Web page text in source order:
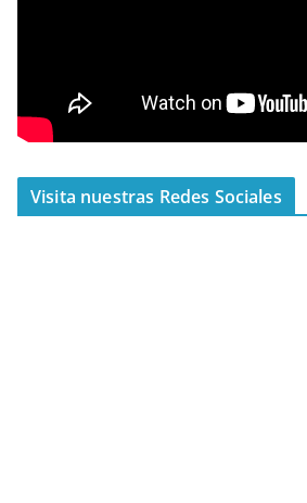
Visita nuestras Redes Sociales